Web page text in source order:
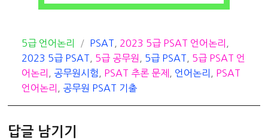
카
테
고
리
5급 언어논리
태
그
PSAT 2023 5급 PSAT 언어논리
2023 5급 PSAT
5급 공무원 5급 PSAT
5급 PSAT 언
어논리
공무원시험 PSAT 추론 문제 언어논리
PSAT
언어논리
공무원 PSAT 기출
답글 남기기